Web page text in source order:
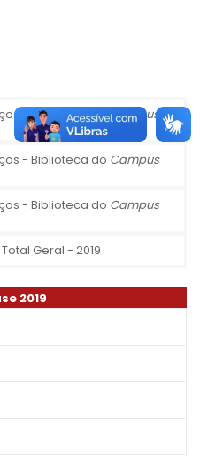
- Biblioteca doCampus
- Biblioteca do Campus
- Biblioteca do Campus
Geral - 2019
2019